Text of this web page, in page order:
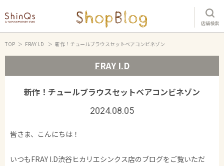
店舗検索
TOP FRAY I.D 新作！チュールブラウスセットベアコンビネゾン
FRAY I.D
新作！チュールブラウスセットベアコンビネゾン
2024.08.05
皆さま、こんにちは！
いつもFRAY I.D渋谷ヒカリエシンクス店のブログをご覧いただ